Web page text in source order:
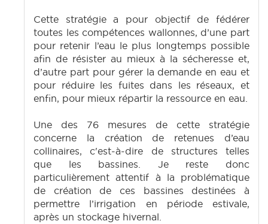
Cette stratégie a pour objectif de fédérer
toutes les compétences wallonnes, d’une part
pour retenir l’eau le plus longtemps possible
afin de résister au mieux à la sécheresse et,
d’autre part pour gérer la demande en eau et
pour réduire les fuites dans les réseaux, et
enfin, pour mieux répartir la ressource en eau.
Une des 76 mesures de cette stratégie
concerne la création de retenues d’eau
collinaires, c'est-à-dire de structures telles
que les bassines. Je reste donc
particulièrement attentif à la problématique
de création de ces bassines destinées à
permettre l’irrigation en période estivale,
après un stockage hivernal.